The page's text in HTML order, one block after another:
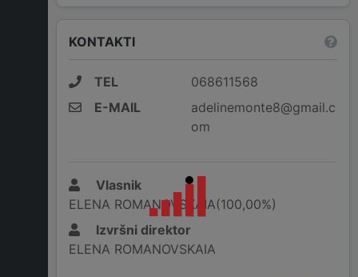
KONTAKTI
TEL
068611568
E-MAIL
adelinemonte8@gmail.c
om
Vlasnik
ELENA ROMANOVSKAIA(100,00%)
Izvršni direktor
ELENA ROMANOVSKAIA